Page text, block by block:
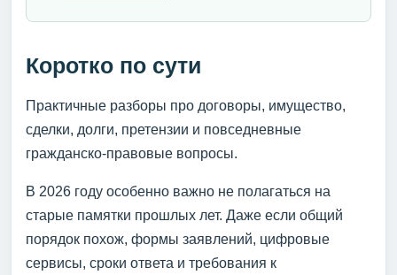
Коротко по сути
Практичные разборы про договоры, имущество,
сделки, долги, претензии и повседневные
гражданско-правовые вопросы.
В 2026 году особенно важно не полагаться на
старые памятки прошлых лет. Даже если общий
порядок похож, формы заявлений, цифровые
сервисы, сроки ответа и требования к